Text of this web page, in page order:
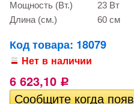
Мощность (Вт.)
23 Вт
Длина (см.)
60 см
Код товара: 18079
Нет в наличии
6 623,10 Р